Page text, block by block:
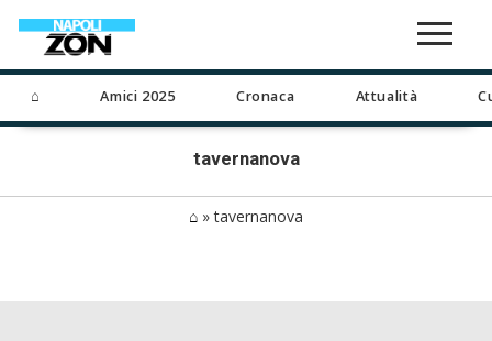
⌂ Amici 2025 Cronaca Attualità
tavernanova
⌂ »tavernanova